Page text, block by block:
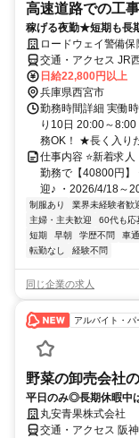
高速道路での工
稼げる夜勤★短期も長
ロードウェイ警備
交通・アクセス JR
今津駅より徒歩5分
日給22,800円以上
兵庫県西宮市
勤務時間詳細 実働
り10日 20:00～
務OK！ ★長く入り
仕事内容 ⭐新着求
勤務で【40800円】
迎♪ ・2026/4/18～
制服あり 業界未経験者歓
主婦・主夫歓迎
60代も応
短期
早朝 学歴不問 車
転勤なし
経験不問
同じ企業の求人
アルバイト・パ
野菜の卸売会社
平日のみ◎長期休暇中
丸安青果株式会社
交通・アクセス 阪